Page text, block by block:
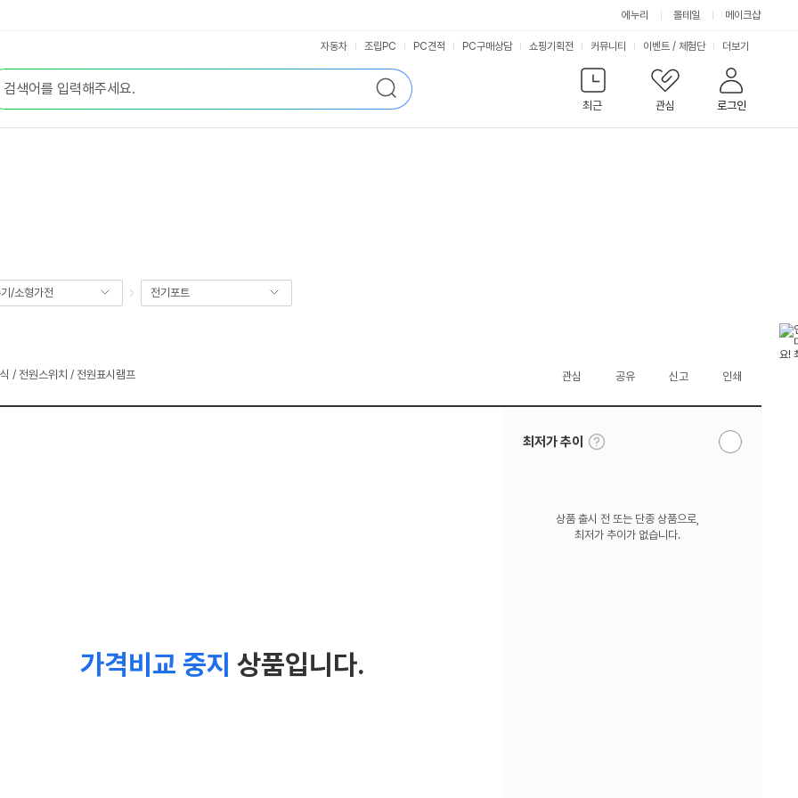
에누리 몰테일 메이크샵
검
색
최근
관심 로그인
자동차 조립PC PC견적 PC구매상담 쇼핑기획전 커뮤니티 이벤트 / 체험단 서
비
스
더보기
/소형가전 전기포트
/ 전원스위치 / 전원표시램프 관심 공유 신고 인쇄
가격비교 중지 상품입니다.
최저가 추이
툴
팁
알
상품 출시 전 또는 단종 상품으로,
최저가 추이가 없습니다.